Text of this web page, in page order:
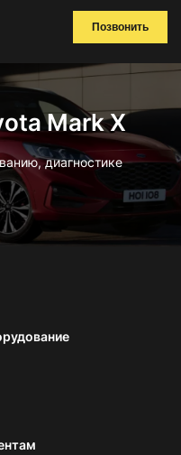
Позвонить
Mark X
диагностике